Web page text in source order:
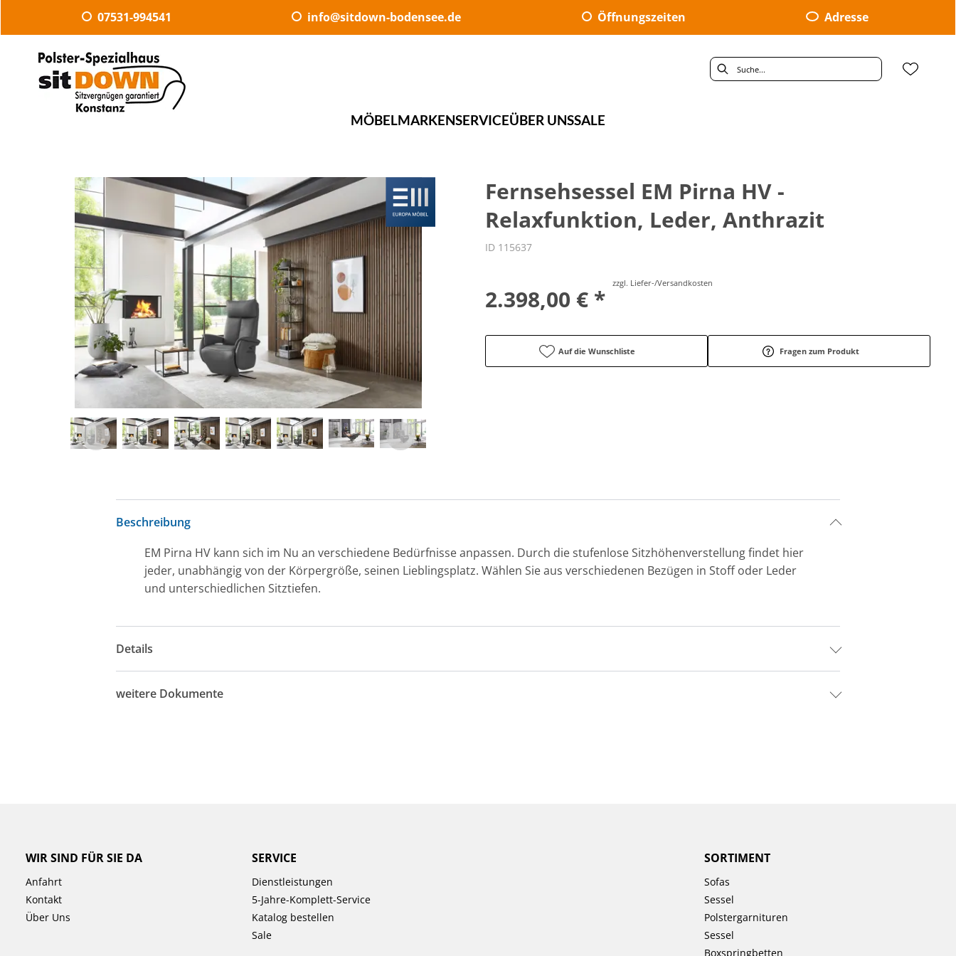
07531-994541 info@sitdown-bodensee.de Öffnungszeiten Adresse
MÖBELMARKENSERVICEÜBER UNSSALE
Fernsehsessel EM Pirna HV -
Relaxfunktion, Leder, Anthrazit
ID 115637
2.398,00 € *
zzgl. Liefer-/Versandkosten
Auf die Wunschliste Fragen zum Produkt
Beschreibung
EM Pirna HV kann sich im Nu an verschiedene Bedürfnisse anpassen. Durch die stufenlose Sitzhöhenverstellung findet hier
jeder, unabhängig von der Körpergröße, seinen Lieblingsplatz. Wählen Sie aus verschiedenen Bezügen in Stoff oder Leder
und unterschiedlichen Sitztiefen.
Details
weitere Dokumente
WIR SIND FÜR SIE DA
Anfahrt
Kontakt
Über Uns
SERVICE
Dienstleistungen
5-Jahre-Komplett-Service
Katalog bestellen
Sale
SORTIMENT
Sofas
Sessel
Polstergarnituren
Sessel
Boxspringbetten